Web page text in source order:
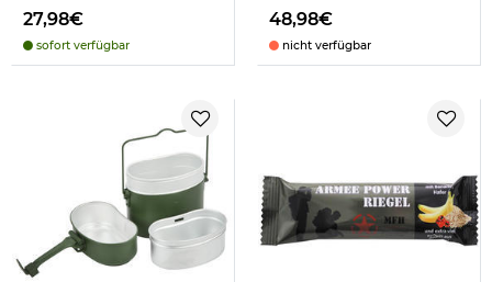
27,98€
sofort verfügbar
48,98€
nicht verfügbar